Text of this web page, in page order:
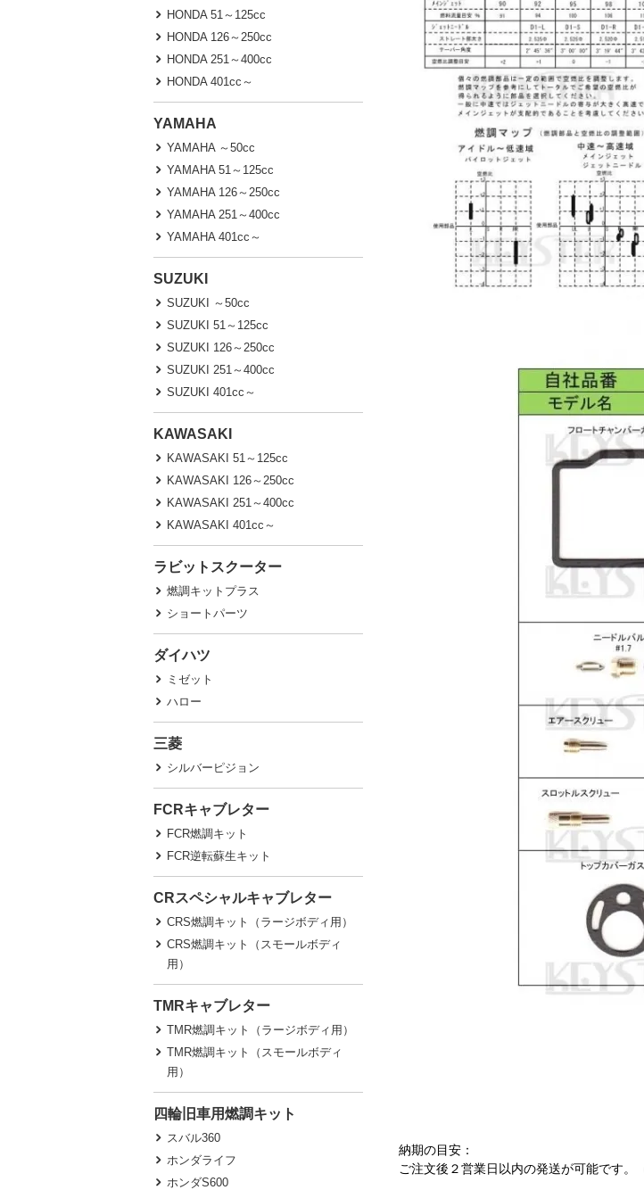
納期の目安：
ご注文後２営業日以内の発送が可能です。
HONDA 51～125cc
HONDA 126～250cc
HONDA 251～400cc
HONDA 401cc～
YAMAHA
YAMAHA ～50cc
YAMAHA 51～125cc
YAMAHA 126～250cc
YAMAHA 251～400cc
YAMAHA 401cc～
SUZUKI
SUZUKI ～50cc
SUZUKI 51～125cc
SUZUKI 126～250cc
SUZUKI 251～400cc
SUZUKI 401cc～
KAWASAKI
KAWASAKI 51～125cc
KAWASAKI 126～250cc
KAWASAKI 251～400cc
KAWASAKI 401cc～
ラビットスクーター
燃調キットプラス
ショートパーツ
ダイハツ
ミゼット
ハロー
三菱
シルバーピジョン
FCRキャブレター
FCR燃調キット
FCR逆転蘇生キット
CRスペシャルキャブレター
CRS燃調キット（ラージボディ用）
CRS燃調キット（スモールボディ
用）
TMRキャブレター
TMR燃調キット（ラージボディ用）
TMR燃調キット（スモールボディ
用）
四輪旧車用燃調キット
スバル360
ホンダライフ
ホンダS600